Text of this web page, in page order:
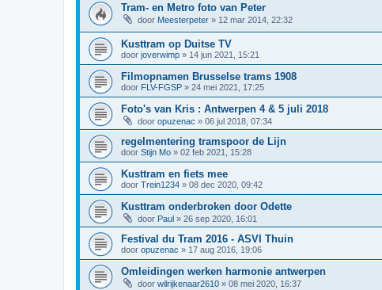
Tram- en Metro foto van Peter
door Meesterpeter » 12 mar 2014, 22:32
Kusttram op Duitse TV
door joverwimp » 14 jun 2021, 15:21
Filmopnamen Brusselse trams 1908
door FLV-FGSP » 24 mei 2021, 17:25
Foto's van Kris : Antwerpen 4 & 5 juli 2018
door opuzenac » 06 jul 2018, 07:34
regelmentering tramspoor de Lijn
door Stijn Mo » 02 feb 2021, 15:28
Kusttram en fiets mee
door Trein1234 » 08 dec 2020, 09:42
Kusttram onderbroken door Odette
door Paul » 26 sep 2020, 16:01
Festival du Tram 2016 - ASVI Thuin
door opuzenac » 17 aug 2016, 19:06
Omleidingen werken harmonie antwerpen
door wilrijkenaar2610 » 08 mei 2020, 16:37